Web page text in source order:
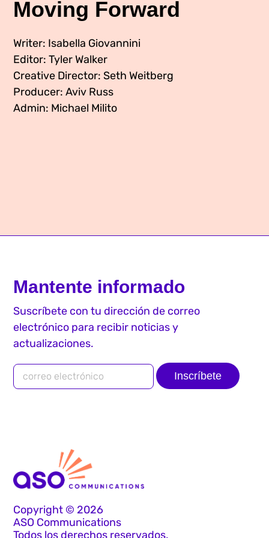
Contáctenos
Contacta a nuestro equipo
We Make the Future
We Make the Future Action
Moving Forward
Writer: Isabella Giovannini
Editor: Tyler Walker
Creative Director: Seth Weitberg
Producer: Aviv Russ
Admin: Michael Milito
Mantente informado
Suscríbete con tu dirección de correo
electrónico para recibir noticias y
actualizaciones.
Inscríbete
Copyright © 2026
ASO Communications
Todos los derechos reservados.